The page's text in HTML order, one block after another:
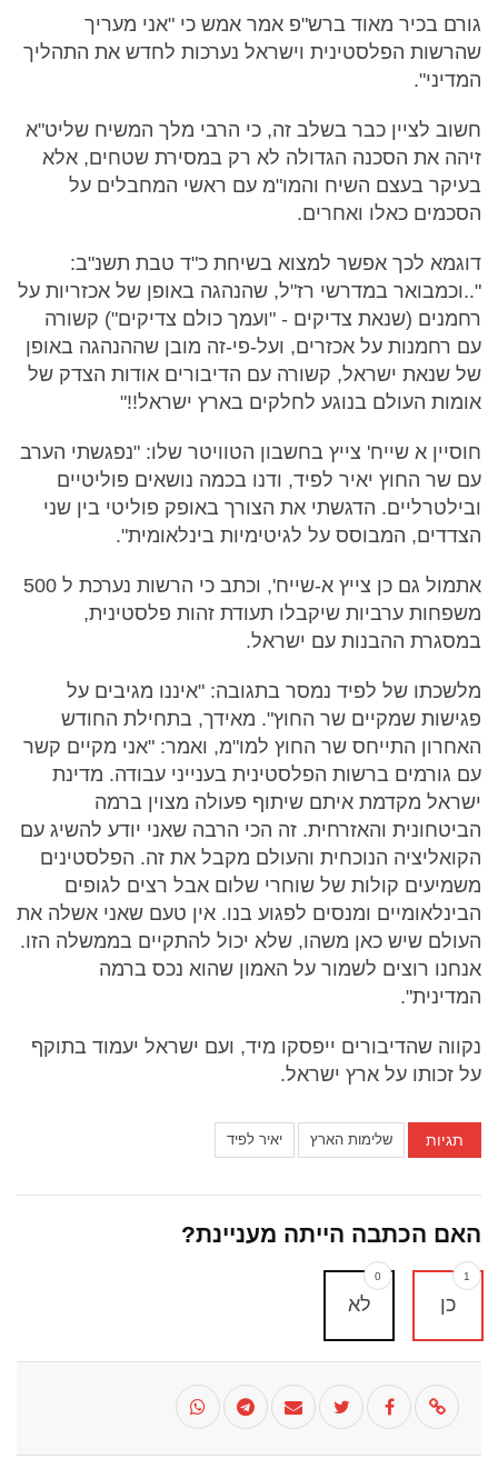
גורם בכיר מאוד ברש"פ אמר אמש כי "אני מעריך
שהרשות הפלסטינית וישראל נערכות לחדש את התהליך
המדיני".
חשוב לציין כבר בשלב זה, כי הרבי מלך המשיח שליט"א
זיהה את הסכנה הגדולה לא רק במסירת שטחים, אלא
בעיקר בעצם השיח והמו"מ עם ראשי המחבלים על
הסכמים כאלו ואחרים.
דוגמא לכך אפשר למצוא בשיחת כ"ד טבת תשנ"ב:
"..וכמבואר במדרשי רז"ל, שהנהגה באופן של אכזריות על
רחמנים (שנאת צדיקים - "ועמך כולם צדיקים") קשורה
עם רחמנות על אכזרים, ועל-פי-זה מובן שההנהגה באופן
של שנאת ישראל, קשורה עם הדיבורים אודות הצדק של
אומות העולם בנוגע לחלקים בארץ ישראל!!"
חוסיין א שייח' צייץ בחשבון הטוויטר שלו: "נפגשתי הערב
עם שר החוץ יאיר לפיד, ודנו בכמה נושאים פוליטיים
ובילטרליים. הדגשתי את הצורך באופק פוליטי בין שני
הצדדים, המבוסס על לגיטימיות בינלאומית".
אתמול גם כן צייץ א-שייח', וכתב כי הרשות נערכת ל 500
משפחות ערביות שיקבלו תעודת זהות פלסטינית,
במסגרת ההבנות עם ישראל.
מלשכתו של לפיד נמסר בתגובה: "איננו מגיבים על
פגישות שמקיים שר החוץ". מאידך, בתחילת החודש
האחרון התייחס שר החוץ למו"מ, ואמר: "אני מקיים קשר
עם גורמים ברשות הפלסטינית בענייני עבודה. מדינת
ישראל מקדמת איתם שיתוף פעולה מצוין ברמה
הביטחונית והאזרחית. זה הכי הרבה שאני יודע להשיג עם
הקואליציה הנוכחית והעולם מקבל את זה. הפלסטינים
משמיעים קולות של שוחרי שלום אבל רצים לגופים
הבינלאומיים ומנסים לפגוע בנו. אין טעם שאני אשלה את
העולם שיש כאן משהו, שלא יכול להתקיים בממשלה הזו.
אנחנו רוצים לשמור על האמון שהוא נכס ברמה
המדינית".
נקווה שהדיבורים ייפסקו מיד, ועם ישראל יעמוד בתוקף
על זכותו על ארץ ישראל.
תגיות שלימות הארץ יאיר לפיד
האם הכתבה הייתה מעניינת?
כן
1
לא
0